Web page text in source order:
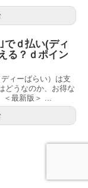
でｄ払い(ディ
る？ｄポイン
ィーばらい）は支
どうなのか、お得な
＜最新版＞ ...